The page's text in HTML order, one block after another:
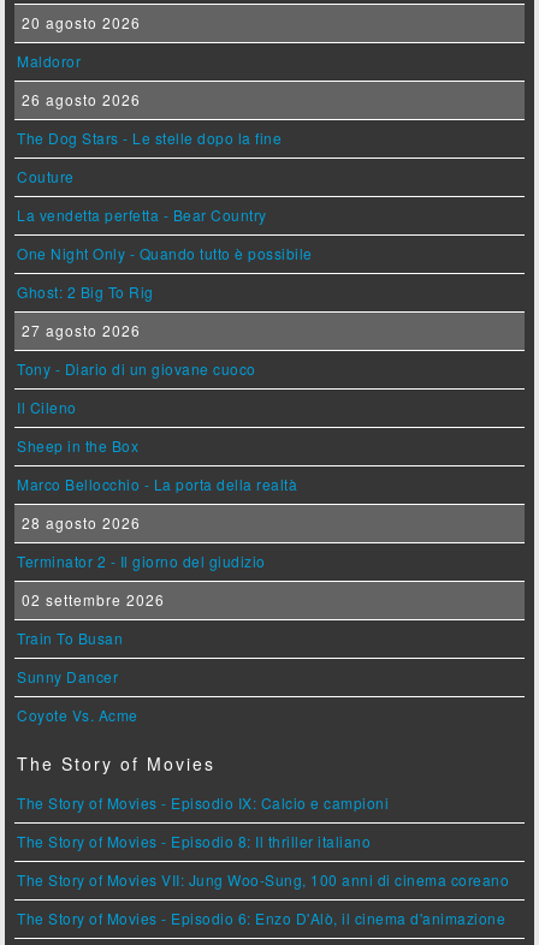
20 agosto 2026
Maldoror
26 agosto 2026
The Dog Stars - Le stelle dopo la fine
Couture
La vendetta perfetta - Bear Country
One Night Only - Quando tutto è possibile
Ghost: 2 Big To Rig
27 agosto 2026
Tony - Diario di un giovane cuoco
Il Cileno
Sheep in the Box
Marco Bellocchio - La porta della realtà
28 agosto 2026
Terminator 2 - Il giorno del giudizio
02 settembre 2026
Train To Busan
Sunny Dancer
Coyote Vs. Acme
The Story of Movies
The Story of Movies - Episodio IX: Calcio e campioni
The Story of Movies - Episodio 8: Il thriller italiano
The Story of Movies VII: Jung Woo-Sung, 100 anni di cinema coreano
The Story of Movies - Episodio 6: Enzo D'Alò, il cinema d'animazione